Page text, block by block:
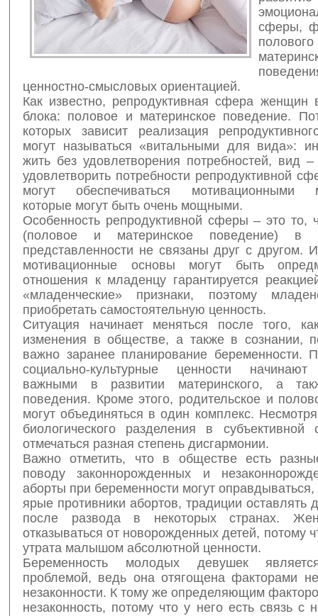
сферы,
ценностно-смысловых ориентацией.
Как известно, репродуктивная сфера женщин
блока: половое и материнское поведение.
которых зависит реализация
могут называться «витальными для вида»:
жить без удовлетворения потребностей, вид
удовлетворить потребности репродуктивной
могут обеспечиваться мотивационными
которые могут быть очень мощными.
Особенность репродуктивной сферы – это то,
(половое и материнское поведение) в
представленности не связаны друг с другом.
мотивационные основы могут быть
отношения к младенцу гарантируется
«младенческие» признаки, поэтому
приобретать самостоятельную ценность.
Ситуация начинает меняться после того,
изменения в обществе, а также в сознании,
важно заранее планирование беременности.
социально-культурные ценности начинают
важными в развитии материнского, а
поведения. Кроме этого, родительское и
могут объединяться в один комплекс.
биологического разделения в
отмечаться разная степень дисгармонии.
Важно отметить, что в обществе есть
поводу законнорожденных и
аборты при беременности могут оправдываться,
ярые противники абортов, традиции оставлять
после развода в некоторых странах.
отказываться от новорожденных детей, потому
утрата малышом абсолютной ценности.
Беременность молодых девушек
проблемой, ведь она отягощена факторами
незаконности. К тому же определяющим
незаконность, потому что у него есть связь с